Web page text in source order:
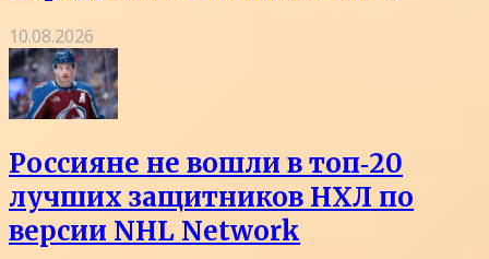
10.08.2026
Россияне не вошли в топ‑20
лучших защитников НХЛ по
версии NHL Network